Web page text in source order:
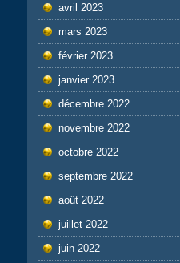
avril 2023
mars 2023
février 2023
janvier 2023
décembre 2022
novembre 2022
octobre 2022
septembre 2022
août 2022
juillet 2022
juin 2022